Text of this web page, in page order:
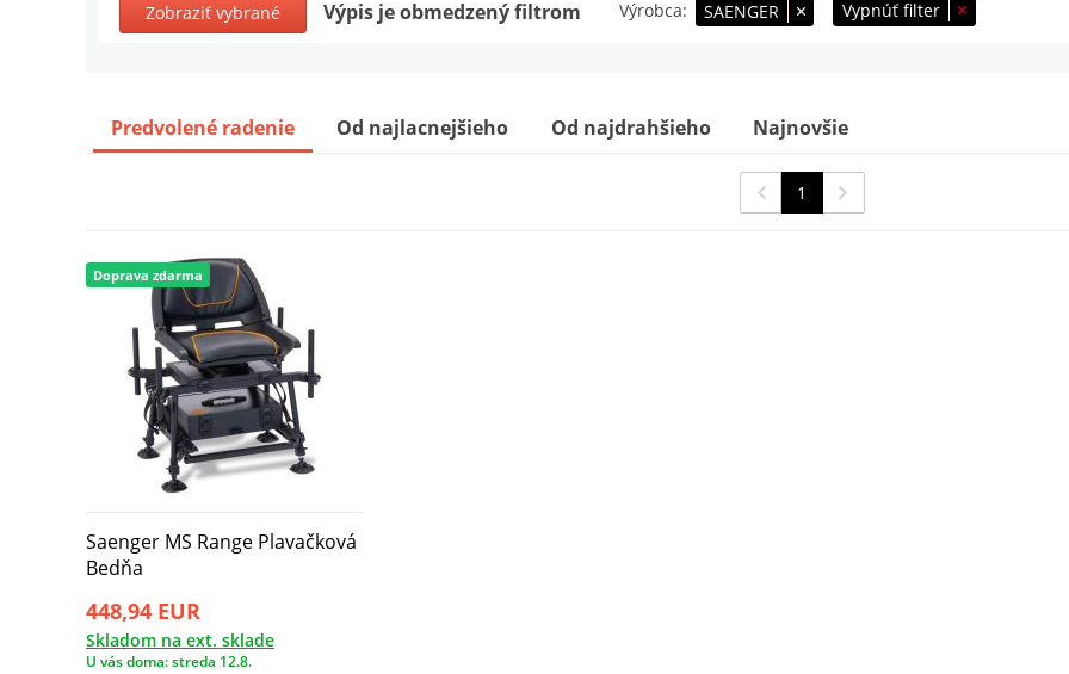
Zobraziť vybrané Výpis je obmedzený filtrom Výrobca SAENGER Vypnúť filter
Predvolené radenie Od najlacnejšieho Od najdrahšieho Najnovšie
1
Doprava zdarma
Saenger MS Range Plavačková
Bedňa
448,94 EUR
Skladom na ext. sklade
U vás doma: streda 12.8.